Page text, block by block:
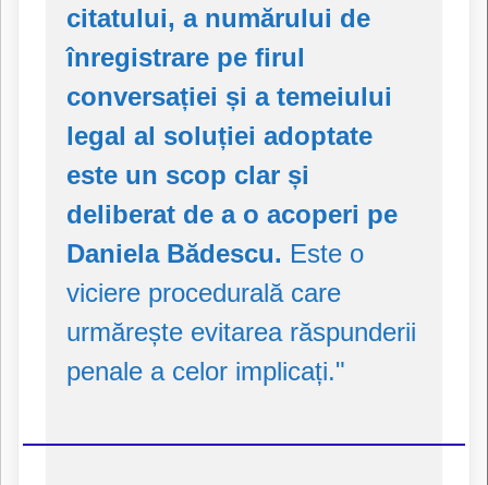
citatului, a numărului de
înregistrare pe firul
conversației și a temeiului
legal al soluției adoptate
este un scop clar și
deliberat de a o acoperi pe
Daniela Bădescu. Este o
viciere procedurală care
urmărește evitarea răspunderii
penale a celor implicați."